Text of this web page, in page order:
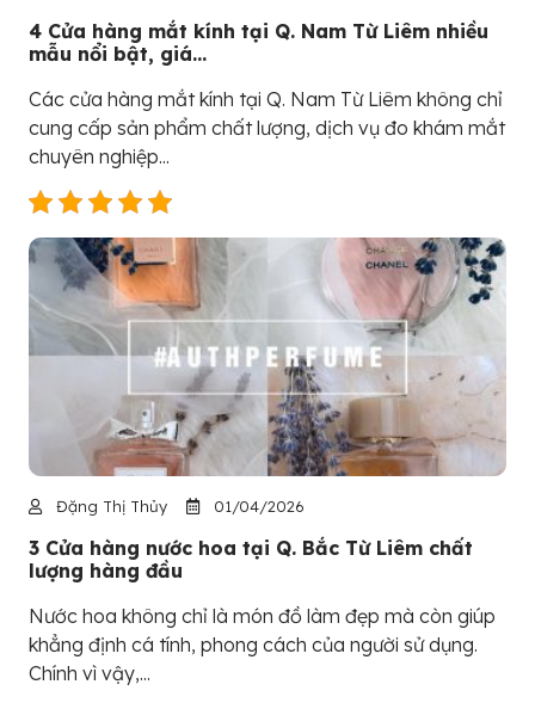
4 Cửa hàng mắt kính tại Q. Nam Từ Liêm nhiều
mẫu nổi bật, giá...
Các cửa hàng mắt kính tại Q. Nam Từ Liêm không chỉ
cung cấp sản phẩm chất lượng, dịch vụ đo khám mắt
chuyên nghiệp...
Đặng Thị Thủy 01/04/2026
3 Cửa hàng nước hoa tại Q. Bắc Từ Liêm chất
lượng hàng đầu
Nước hoa không chỉ là món đồ làm đẹp mà còn giúp
khẳng định cá tính, phong cách của người sử dụng.
Chính vì vậy,...